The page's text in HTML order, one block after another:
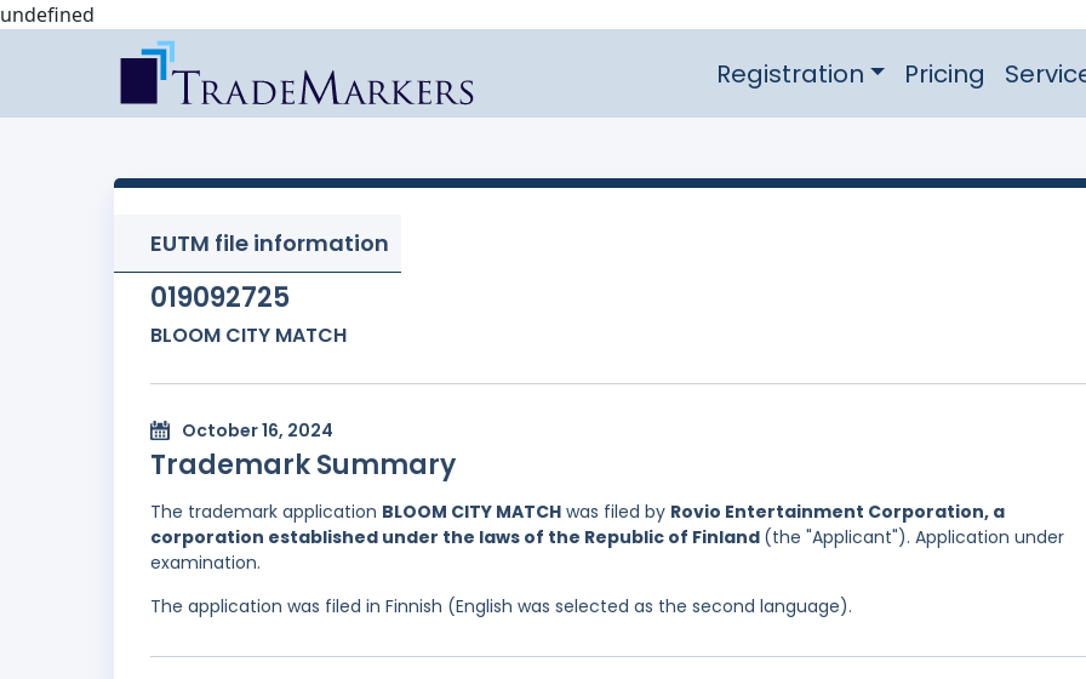
undefined
Registration Pricing
EUTM file information
019092725
BLOOM CITY MATCH
October 16, 2024
Trademark Summary
The trademark application BLOOM CITY MATCH was filed by Rovio Entertainment Corporation, a
corporation established under the laws of the Republic of Finland (the "Applicant"). Application under
examination.
The application was filed in Finnish (English was selected as the second language).